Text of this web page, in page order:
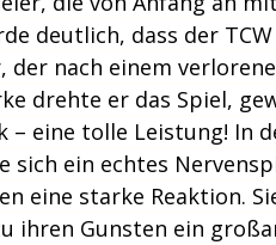
deutlich, dass der
der nach einem
drehte er das Spiel,
– eine tolle Leistung! In
sich ein echtes
eine starke Reaktion.
ihren Gunsten ein